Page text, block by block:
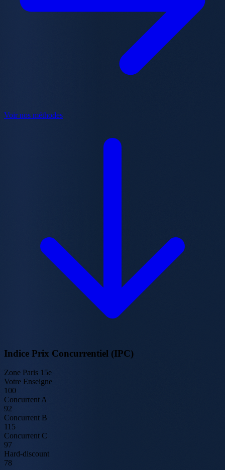
Voir nos méthodes
Indice Prix Concurrentiel (IPC)
Zone Paris 15e
Votre Enseigne
100
Concurrent A
92
Concurrent B
115
Concurrent C
97
Hard-discount
78